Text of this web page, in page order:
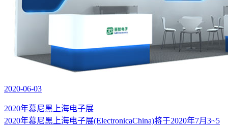
2020-06-03
2020年慕尼黑上海电子展
2020年慕尼黑上海电子展(ElectronicaChina)将于2020年7月3~5